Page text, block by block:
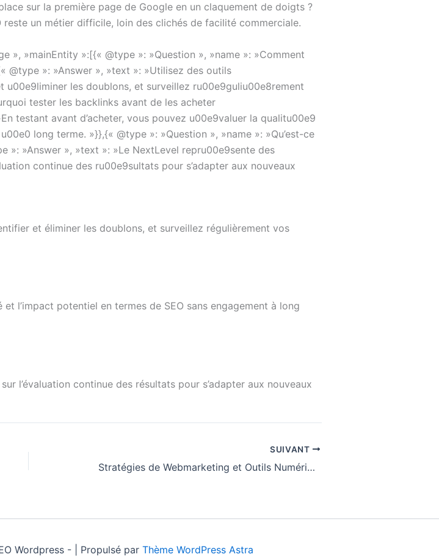
sur la première page de Google en un claquement de doigts ?
un métier difficile, loin des clichés de facilité commerciale.
», »mainEntity »:[{« @type »: »Question », »name »: »Comment
@type »: »Answer », »text »: »Utilisez des outils
les doublons, et surveillez ru00e9guliu00e8rement
tester les backlinks avant de les acheter
testant avant d’acheter, vous pouvez u00e9valuer la qualitu00e9
long terme. »}},{« @type »: »Question », »name »: »Qu’est-ce
»: »Answer », »text »: »Le NextLevel repru00e9sente des
continue des ru00e9sultats pour s’adapter aux nouveaux
et éliminer les doublons, et surveillez régulièrement vos
l’impact potentiel en termes de SEO sans engagement à long
l’évaluation continue des résultats pour s’adapter aux nouveaux
SUIVANT
Stratégies de Webmarketing et Outils Numériques à Exploiter
Wordpress - | Propulsé par Thème WordPress Astra